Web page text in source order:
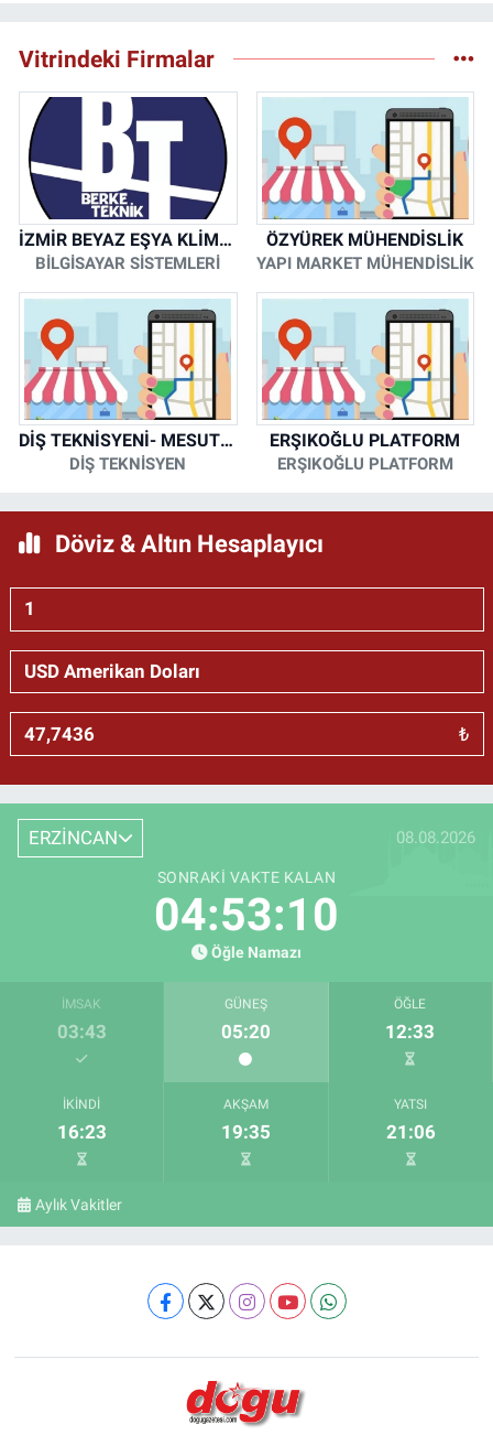
Vitrindeki Firmalar
İZMİR BEYAZ EŞYA KLİMA KOMBİ SERVİSİ
BİLGİSAYAR SİSTEMLERİ
ÖZYÜREK MÜHENDİSLİK
YAPI MARKET MÜHENDİSLİK
DİŞ TEKNİSYENİ- MESUT KORKMAZ
DİŞ TEKNİSYEN
ERŞIKOĞLU PLATFORM
ERŞIKOĞLU PLATFORM
Döviz & Altın Hesaplayıcı
₺
ERZİNCAN 08.08.2026
SONRAKI VAKTE KALAN
04:53:09
Öğle Namazı
İMSAK
03:43
GÜNEŞ
05:20
ÖĞLE
12:33
İKINDI
16:23
AKŞAM
19:35
YATSI
21:06
Aylık Vakitler